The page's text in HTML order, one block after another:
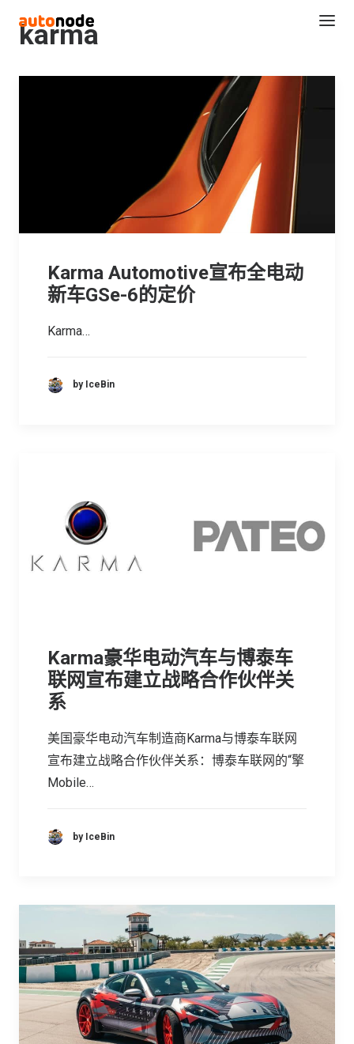
Search
karma
Karma Automotive宣布全电动
新车GSe-6的定价
Karma…
by IceBin
Karma豪华电动汽车与博泰车
联网宣布建立战略合作伙伴关
系
美国豪华电动汽车制造商Karma与博泰车联网
宣布建立战略合作伙伴关系：博泰车联网的“擎
Mobile…
by IceBin